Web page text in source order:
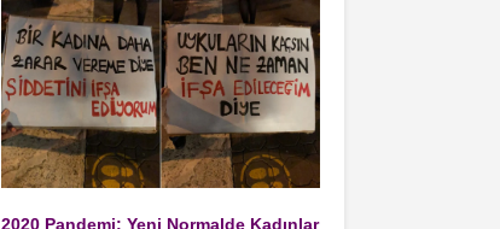
2020 Pandemi: Yeni Normalde Kadınlar